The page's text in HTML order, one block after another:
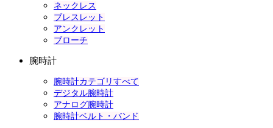
ネックレス
ブレスレット
アンクレット
ブローチ
腕時計
腕時計カテゴリすべて
デジタル腕時計
アナログ腕時計
腕時計ベルト・バンド